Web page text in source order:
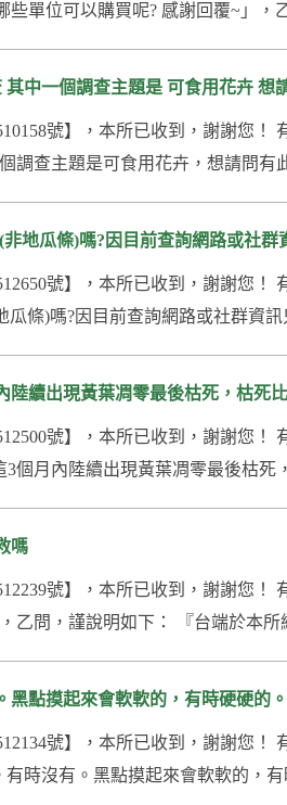
單位可以購買呢? 感謝回覆~」，
中一個調查主題是 可食用花卉 想
號】，本所已收到，謝謝您！
調查主題是可食用花卉，想請問有
地瓜條)嗎?因目前查詢網路或社群
號】，本所已收到，謝謝您！
條)嗎?因目前查詢網路或社群資訊
陸續出現黃葉凋零最後枯死，枯死
號】，本所已收到，謝謝您！
個月內陸續出現黃葉凋零最後枯死
嗎
號】，本所已收到，謝謝您！
乙問，謹說明如下： 『台端於本所
黑點摸起來會軟軟的，有時硬硬的。
號】，本所已收到，謝謝您！
時沒有。黑點摸起來會軟軟的，